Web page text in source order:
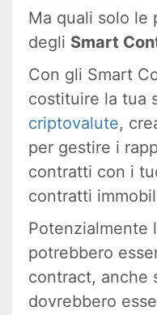
Ma quali solo le
degli Smart
Con gli Smart
costituire la tua
criptovalute,
per gestire i
contratti con i
contratti
Potenzialmente
potrebbero
contract, anche
dovrebbero